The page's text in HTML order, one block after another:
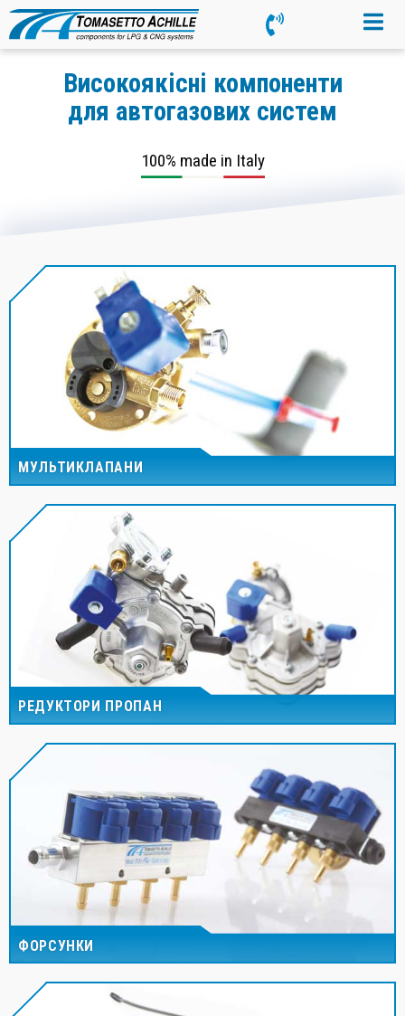
Високоякісні компоненти
для автогазових систем
100% made in Italy
МУЛЬТИКЛАПАНИ
РЕДУКТОРИ ПРОПАН
ФОРСУНКИ